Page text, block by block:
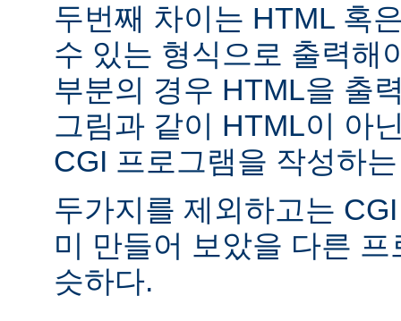
두번째 차이는 HTML 혹
수 있는 형식으로 출력해
부분의 경우 HTML을 출
그림과 같이 HTML이 아
CGI 프로그램을 작성하
두가지를 제외하고는
미 만들어 보았을 다른
슷하다.